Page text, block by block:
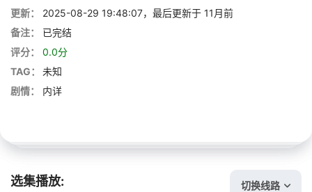
更新：
2025-08-29 19:48:07，最后更新于 11月前
备注：
已完结
评分：
0.0分
TAG：
未知
剧情：
内详
选集播放: 切换线路